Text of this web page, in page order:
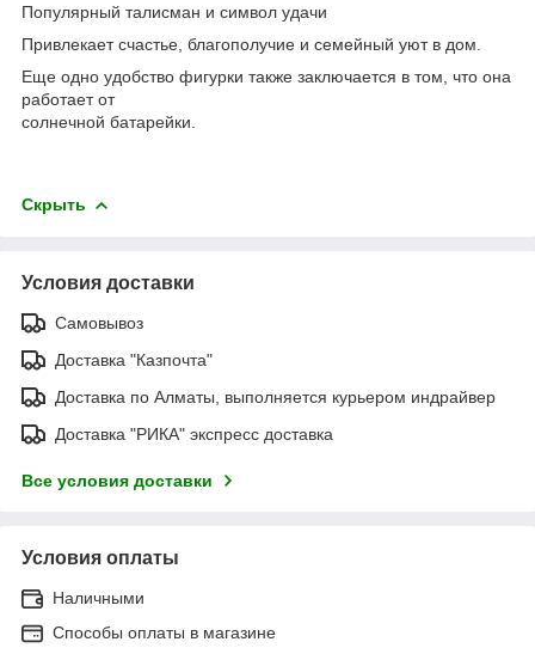
Популярный талисман и символ удачи
Привлекает счастье, благополучие и семейный уют в дом.
Еще одно удобство фигурки также заключается в том, что она
работает от
солнечной батарейки.
Скрыть
Условия доставки
Самовывоз
Доставка "Казпочта"
Доставка по Алматы, выполняется курьером индрайвер
Доставка "РИКА" экспресс доставка
Все условия доставки
Условия оплаты
Наличными
Способы оплаты в магазине